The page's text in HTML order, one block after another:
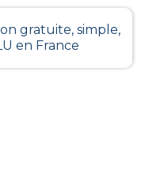
gratuite, simple,
en France